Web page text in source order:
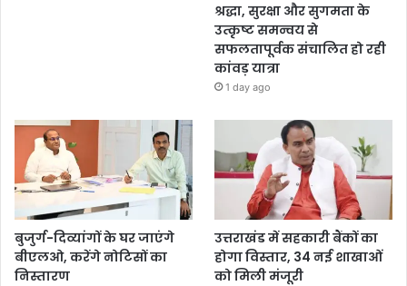
श्रद्धा, सुरक्षा और सुगमता के
उत्कृष्ट समन्वय से
सफलतापूर्वक संचालित हो रही
कांवड़ यात्रा
1 day ago
बुजुर्ग-दिव्यांगों के घर जाएंगे
बीएलओ, करेंगे नोटिसों का
निस्तारण
उत्तराखंड में सहकारी बैंकों का
होगा विस्तार, 34 नई शाखाओं
को मिली मंजूरी